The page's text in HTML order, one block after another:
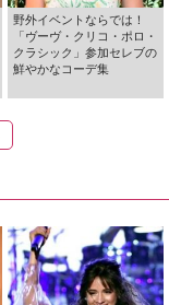
野外イベントならでは！
「ヴーヴ・クリコ・ポロ・
クラシック」参加セレブの
鮮やかなコーデ集